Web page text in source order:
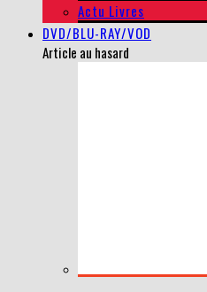
Actu Livres
DVD/BLU-RAY/VOD
Article au hasard